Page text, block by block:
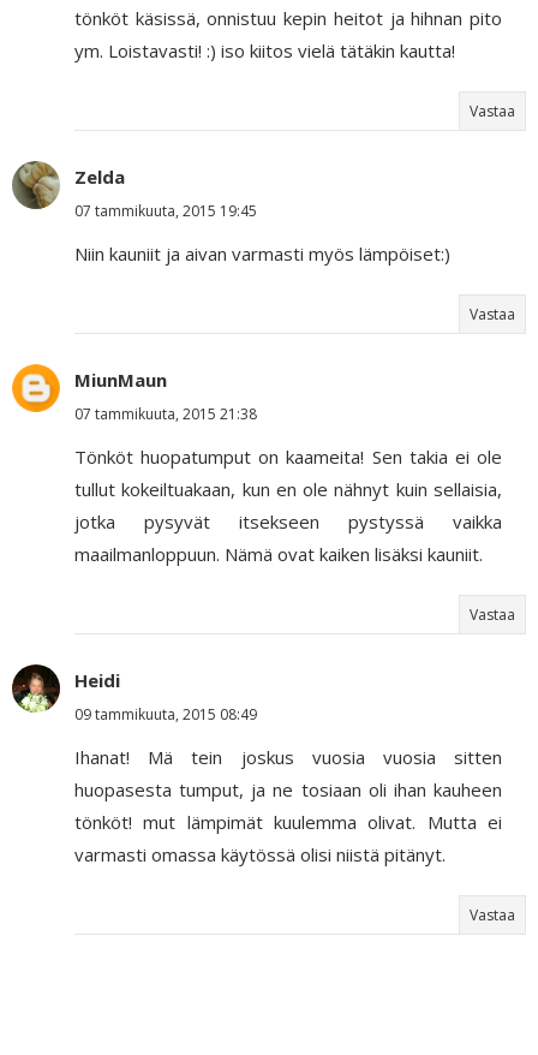
tönköt käsissä, onnistuu kepin heitot ja hihnan pito
ym. Loistavasti! :) iso kiitos vielä tätäkin kautta!
Vastaa
Zelda
07 tammikuuta, 2015 19:45
Niin kauniit ja aivan varmasti myös lämpöiset:)
Vastaa
MiunMaun
07 tammikuuta, 2015 21:38
Tönköt huopatumput on kaameita! Sen takia ei ole
tullut kokeiltuakaan, kun en ole nähnyt kuin sellaisia,
jotka pysyvät itsekseen pystyssä vaikka
maailmanloppuun. Nämä ovat kaiken lisäksi kauniit.
Vastaa
Heidi
09 tammikuuta, 2015 08:49
Ihanat! Mä tein joskus vuosia vuosia sitten
huopasesta tumput, ja ne tosiaan oli ihan kauheen
tönköt! mut lämpimät kuulemma olivat. Mutta ei
varmasti omassa käytössä olisi niistä pitänyt.
Vastaa